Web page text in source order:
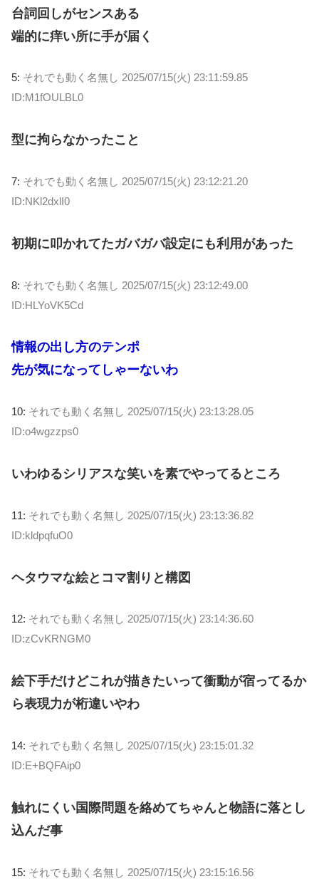
台詞回しがセンスある
端的に痒い所に手が届く
5: それでも動く名無し 2025/07/15(火) 23:11:59.85
ID:M1fOULBL0
型に拘らなかったこと
7: それでも動く名無し 2025/07/15(火) 23:12:21.20
ID:NKl2dxlI0
初期に叩かれてたガバガバ設定にも利用があった
8: それでも動く名無し 2025/07/15(火) 23:12:49.00
ID:HLYoVK5Cd
情報の出し方のテンポ
先が気になってしゃーないわ
10: それでも動く名無し 2025/07/15(火) 23:13:28.05
ID:o4wgzzps0
いわゆるシリアスな笑いを素でやってるところ
11: それでも動く名無し 2025/07/15(火) 23:13:36.82
ID:kldpqfuO0
ヘタウマな絵とコマ割りと構図
12: それでも動く名無し 2025/07/15(火) 23:14:36.60
ID:zCvKRNGM0
絵下手だけどこれが描きたいって衝動が宿ってるか
ら表現力が桁違いやわ
14: それでも動く名無し 2025/07/15(火) 23:15:01.32
ID:E+BQFAip0
触れにくい国際問題を絡めてちゃんと物語に落とし
込んだ事
15: それでも動く名無し 2025/07/15(火) 23:15:16.56